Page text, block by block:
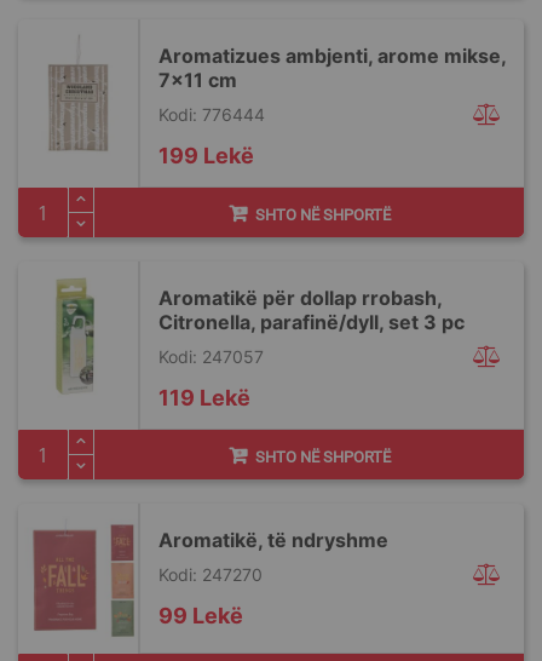
Aromatizues ambjenti, arome mikse,
7x11 cm
Kodi: 776444
199 Lekë
SHTO NË SHPORTË
Aromatikë për dollap rrobash,
Citronella, parafinë/dyll, set 3 pc
Kodi: 247057
119 Lekë
SHTO NË SHPORTË
Aromatikë, të ndryshme
Kodi: 247270
99 Lekë